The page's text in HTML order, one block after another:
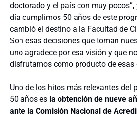
doctorado y el país con muy pocos”,
día cumplimos 50 años de este
cambió el destino a la Facultad de
Son esas decisiones que toman
uno agradece por esa visión y que
disfrutamos como producto de esas
Uno de los hitos más relevantes del
50 años es la obtención de nueve
ante la Comisión Nacional de